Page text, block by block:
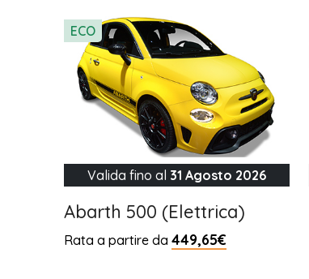
ECO
Valida fino al 31 Agosto 2026
Abarth 500 (Elettrica)
Rata a partire da449,65€